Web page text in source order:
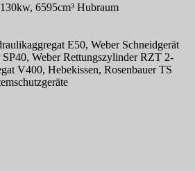
6595cm³ Hubraum
E50, Weber Schneidgerät
SP40, Weber Rettungszylinder RZT 2-
V400, Hebekissen, Rosenbauer TS